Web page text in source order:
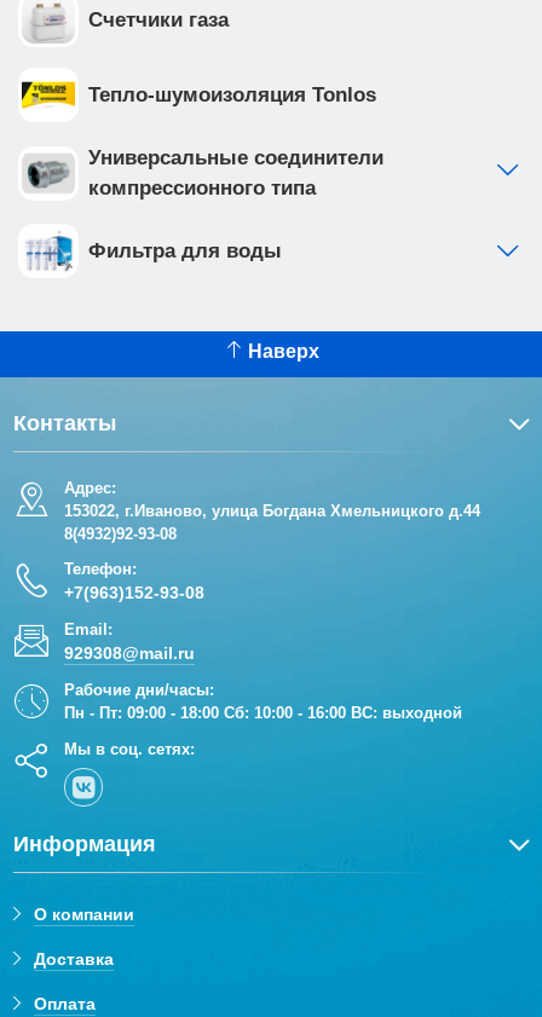
Счетчики газа
Тепло-шумоизоляция Tonlos
Универсальные соединители
компрессионного типа
Фильтра для воды
Наверх
Контакты
Адрес:
153022, г.Иваново, улица Богдана Хмельницкого д.44
8(4932)92-93-08
Телефон:
+7(963)152-93-08
Email:
929308@mail.ru
Рабочие дни/часы:
Пн - Пт: 09:00 - 18:00 Сб: 10:00 - 16:00 ВС: выходной
Мы в соц. сетях:
Информация
О компании
Доставка
Оплата